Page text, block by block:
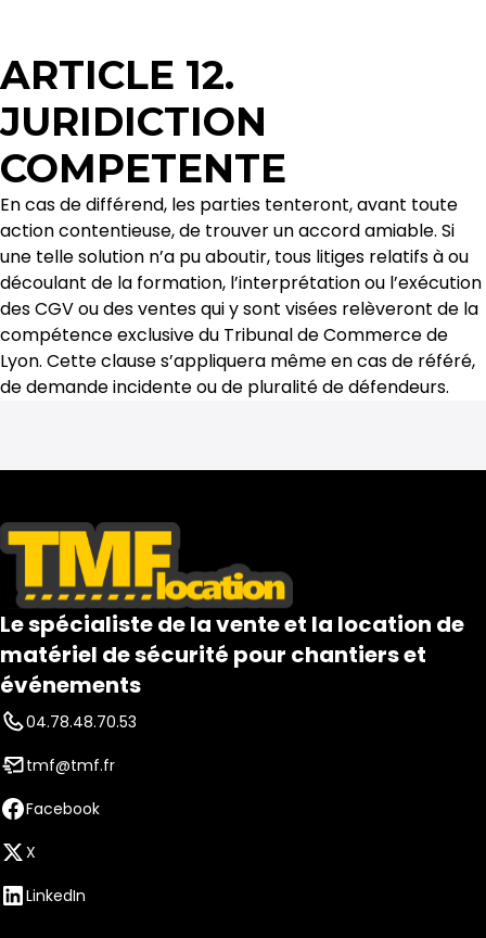
ARTICLE 12.
JURIDICTION
COMPETENTE
En cas de différend, les parties tenteront, avant toute
action contentieuse, de trouver un accord amiable. Si
une telle solution n’a pu aboutir, tous litiges relatifs à ou
découlant de la formation, l’interprétation ou l’exécution
des CGV ou des ventes qui y sont visées relèveront de la
compétence exclusive du Tribunal de Commerce de
Lyon. Cette clause s’appliquera même en cas de référé,
de demande incidente ou de pluralité de défendeurs.
Le spécialiste de la vente et la location de
matériel de sécurité pour chantiers et
événements
04.78.48.70.53
tmf@tmf.fr
Facebook
X
LinkedIn